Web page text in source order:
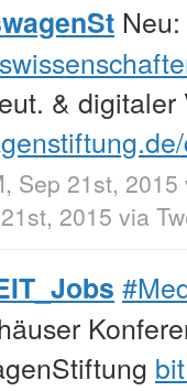
& digitaler
Sep 21st, 2015
2015 via